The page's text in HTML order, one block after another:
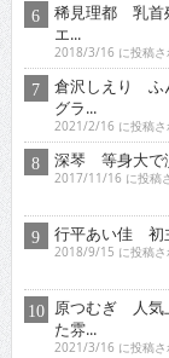
稀見理都 乳首
エ...
2018/3/16 に投稿さ
倉沢しえり ふ
グラ...
2021/2/16 に投稿さ
深琴 等身大で
2017/11/16 に投稿
行平あい佳 初
2018/9/15 に投稿さ
原つむぎ 人気
た雰...
2021/3/16 に投稿さ